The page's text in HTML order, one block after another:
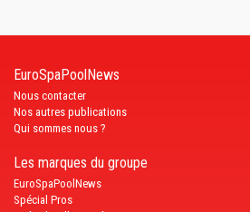
EuroSpaPoolNews
Nous contacter
Nos autres publications
Qui sommes nous ?
Les marques du groupe
EuroSpaPoolNews
Spécial Pros